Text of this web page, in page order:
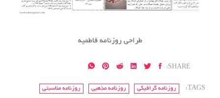
طراحی روزنامه فاطمیه
SHARE:
TAGS: روزنامه گرافیکی روزنامه مذهبی روزنامه مناسبتی